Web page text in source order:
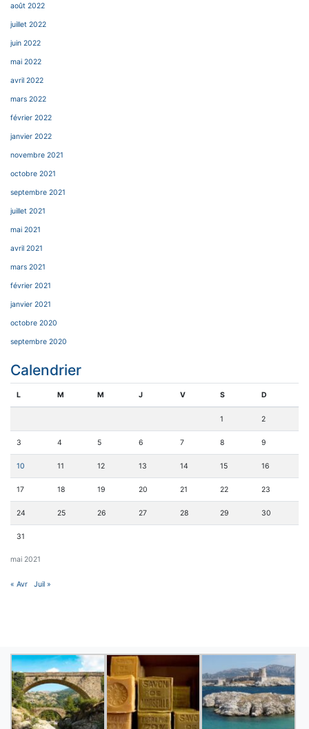
août 2022
juillet 2022
juin 2022
mai 2022
avril 2022
mars 2022
février 2022
janvier 2022
novembre 2021
octobre 2021
septembre 2021
juillet 2021
mai 2021
avril 2021
mars 2021
février 2021
janvier 2021
octobre 2020
septembre 2020
Calendrier
mai 2021
L M M J V S D
1 2
3 4 5 6 7 8 9
10 11 12 13 14 15 16
17 18 19 20 21 22 23
24 25 26 27 28 29 30
31
« Avr Juil »